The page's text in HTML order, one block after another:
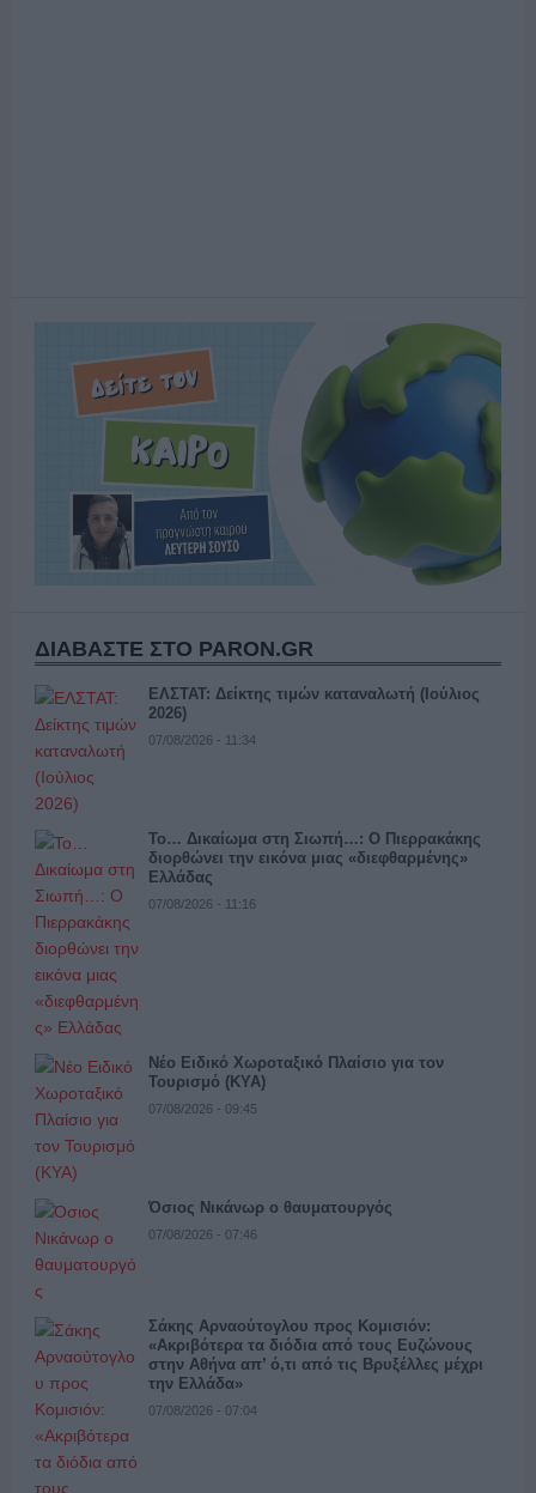
ΔΙΑΒΑΣΤΕ ΣΤΟ PARON.GR
ΕΛΣΤΑΤ: Δείκτης τιμών καταναλωτή (Ιούλιος
2026)
07/08/2026 - 11:34
Το… Δικαίωμα στη Σιωπή…: Ο Πιερρακάκης
διορθώνει την εικόνα μιας «διεφθαρμένης»
Ελλάδας
07/08/2026 - 11:16
Νέο Ειδικό Χωροταξικό Πλαίσιο για τον
Τουρισμό (ΚΥΑ)
07/08/2026 - 09:45
Όσιος Νικάνωρ ο θαυματουργός
07/08/2026 - 07:46
Σάκης Αρναούτογλου προς Κομισιόν:
«Ακριβότερα τα διόδια από τους Ευζώνους
στην Αθήνα απ’ ό,τι από τις Βρυξέλλες μέχρι
την Ελλάδα»
07/08/2026 - 07:04